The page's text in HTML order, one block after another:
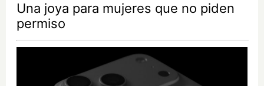
Una joya para mujeres que no piden
permiso